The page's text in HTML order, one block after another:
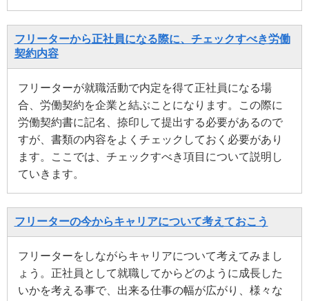
フリーターから正社員になる際に、チェックすべき労働
契約内容
フリーターが就職活動で内定を得て正社員になる場
合、労働契約を企業と結ぶことになります。この際に
労働契約書に記名、捺印して提出する必要があるので
すが、書類の内容をよくチェックしておく必要があり
ます。ここでは、チェックすべき項目について説明し
ていきます。
フリーターの今からキャリアについて考えておこう
フリーターをしながらキャリアについて考えてみまし
ょう。正社員として就職してからどのように成長した
いかを考える事で、出来る仕事の幅が広がり、様々な